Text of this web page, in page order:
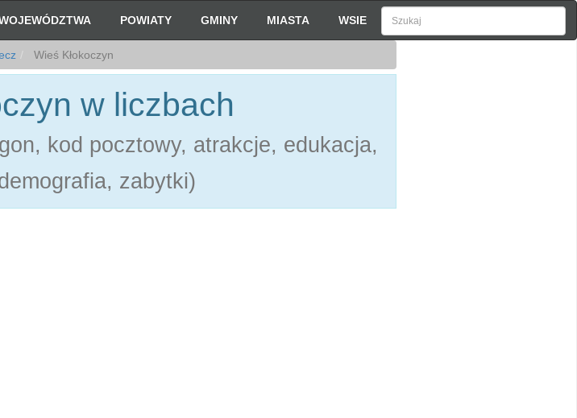
POWIATY GMINY MIASTA WSIE
Wieś Kłokoczyn
w liczbach
kod pocztowy, atrakcje, edukacja,
zabytki)